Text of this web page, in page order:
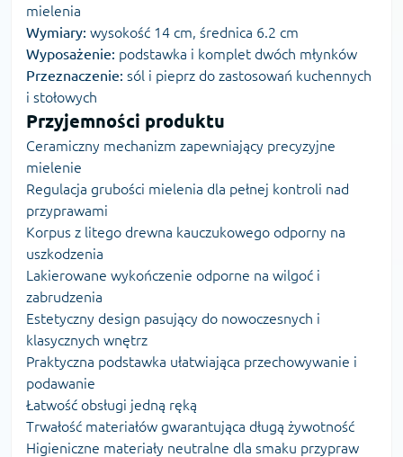
mielenia
Wymiary: wysokość 14 cm, średnica 6.2 cm
Wyposażenie: podstawka i komplet dwóch młynków
Przeznaczenie: sól i pieprz do zastosowań kuchennych
i stołowych
Przyjemności produktu
Ceramiczny mechanizm zapewniający precyzyjne
mielenie
Regulacja grubości mielenia dla pełnej kontroli nad
przyprawami
Korpus z litego drewna kauczukowego odporny na
uszkodzenia
Lakierowane wykończenie odporne na wilgoć i
zabrudzenia
Estetyczny design pasujący do nowoczesnych i
klasycznych wnętrz
Praktyczna podstawka ułatwiająca przechowywanie i
podawanie
Łatwość obsługi jedną ręką
Trwałość materiałów gwarantująca długą żywotność
Higieniczne materiały neutralne dla smaku przypraw